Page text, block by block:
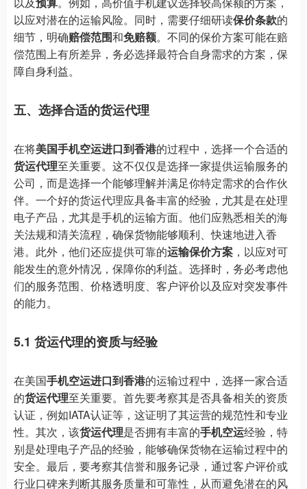
以应对潜在的运输风险。同时，需要仔细研读保价条款的
细节，明确赔偿范围和免赔额。不同的保价方案可能在赔
偿范围上有所差异，务必选择最符合自身需求的方案，保
障自身利益。
五、选择合适的货运代理
在将美国手机空运进口到香港的过程中，选择一个合适的
货运代理至关重要。这不仅仅是选择一家提供运输服务的
公司，而是选择一个能够理解并满足你特定需求的合作伙
伴。一个好的货运代理应具备丰富的经验，尤其是在处理
电子产品，尤其是手机的运输方面。他们应熟悉相关的海
关法规和清关流程，确保货物能够顺利、快速地进入香
港。此外，他们还应提供可靠的运输保价方案 ，以应对可
能发生的意外情况，保障你的利益。选择时，务必考虑他
们的服务范围、价格透明度、客户评价以及应对突发事件
的能力。
5.1 货运代理的资质与经验
在美国手机空运进口到香港的运输过程中，选择一家合适
的货运代理至关重要。首先要考察其是否具备相关的资质
认证，例如IATA认证等，这证明了其运营的规范性和专业
性。其次，该货运代理是否拥有丰富的手机空运经验，特
别是处理电子产品的经验，能够确保货物在运输过程中的
安全。最后，要考察其信誉和服务记录，通过客户评价或
行业口碑来判断其服务质量和可靠性，从而避免潜在的风